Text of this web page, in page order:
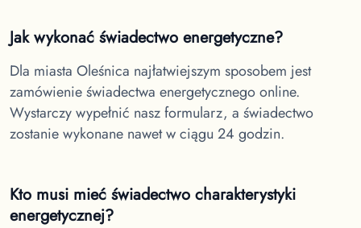
Jak wykonać świadectwo energetyczne?
Dla miasta Oleśnica najłatwiejszym sposobem jest
zamówienie świadectwa energetycznego online.
Wystarczy wypełnić nasz formularz, a świadectwo
zostanie wykonane nawet w ciągu 24 godzin.
Kto musi mieć świadectwo charakterystyki
energetycznej?